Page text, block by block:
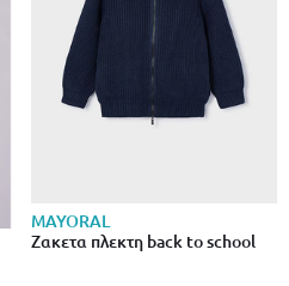
MAYORAL
Ζακετα πλεκτη back to school